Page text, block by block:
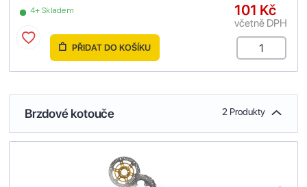
4+ Skladem 101 Kč
včetně DPH
PŘIDAT DO KOŠÍKU
Brzdové kotouče 2 Produkty